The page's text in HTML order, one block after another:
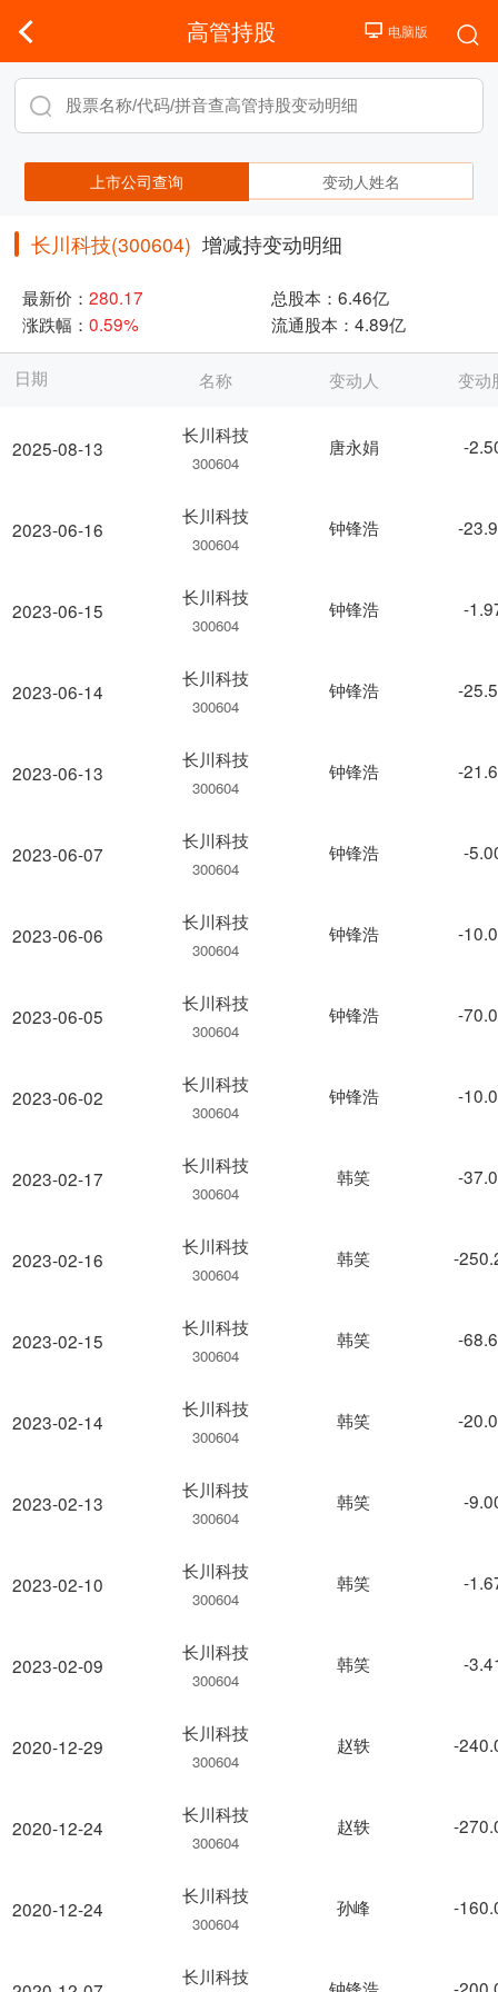
高管持股
上市公司查询 变动人姓名
长川科技(300604) 增减持变动明细
最新价： 280.17 总股本： 6.46亿
涨跌幅： 0.59% 流通股本： 4.89亿
日期
2025-08-13
2023-06-16
2023-06-15
2023-06-14
2023-06-13
2023-06-07
2023-06-06
2023-06-05
2023-06-02
2023-02-17
2023-02-16
2023-02-15
2023-02-14
2023-02-13
2023-02-10
2023-02-09
2020-12-29
2020-12-24
2020-12-24
名称 变动人 变动
长川科技
300604
唐永娟 -
长川科技
300604
钟锋浩 -
长川科技
300604
钟锋浩 -
长川科技
300604
钟锋浩 -
长川科技
300604
钟锋浩 -
长川科技
300604
钟锋浩 -
长川科技
300604
钟锋浩 -
长川科技
300604
钟锋浩 -
长川科技
300604
钟锋浩 -
长川科技
300604
韩笑 -
长川科技
300604
韩笑 -
长川科技
300604
韩笑 -
长川科技
300604
韩笑 -
长川科技
300604
韩笑 -
长川科技
300604
韩笑 -
长川科技
300604
韩笑 -
长川科技
300604
赵轶 -
长川科技
300604
赵轶 -
长川科技
300604
孙峰 -
长川科技